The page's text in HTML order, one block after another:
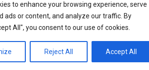
to enhance your browsing experience, serve
ads or content, and analyze our traffic. By
All", you consent to our use of cookies.
Reject All Accept All
Fortsätt
Föregående